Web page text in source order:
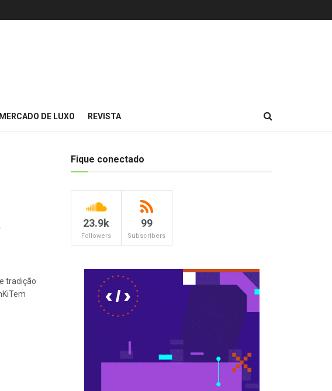
MERCADO DE LUXO REVISTA
tradição
Fique conectado
23.9k
Followers
99
Subscribers